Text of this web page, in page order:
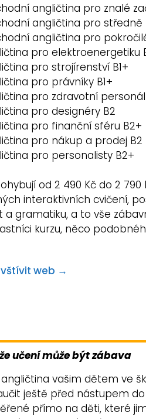
angličtina pro znalé
angličtina pro středně
angličtina pro
pro elektroenergetiku
pro strojírenství B1+
pro právníky B1+
pro zdravotní personál
pro designéry B2
pro finanční sféru B2+
pro nákup a prodej B2
pro personalisty B2+
od 2 490 Kč do 2 790
interaktivních cvičení,
a gramatiku, a to vše
kurzu, něco
web →
učení může být zábava
angličtina vašim dětem ve
ještě před nástupem do
přímo na děti, které